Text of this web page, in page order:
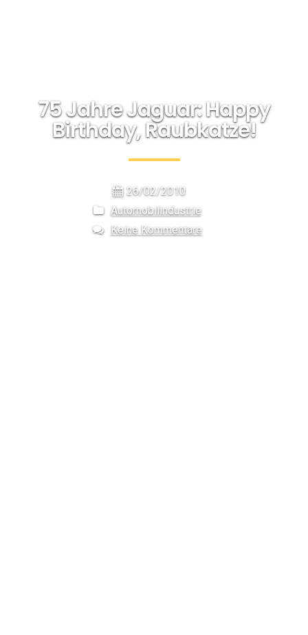
75 Jahre Jaguar: Happy
Birthday, Raubkatze!
26/02/2010
Automobilindustrie
Keine Kommentare